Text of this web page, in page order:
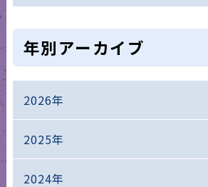
年別アーカイブ
2026年
2025年
2024年